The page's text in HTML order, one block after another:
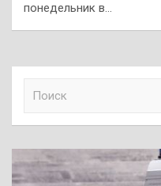
понедельник в…
к